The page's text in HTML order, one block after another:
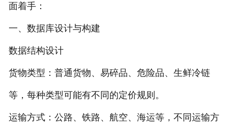
面着手：
一、数据库设计与构建
数据结构设计
货物类型：普通货物、易碎品、危险品、生鲜冷链
等，每种类型可能有不同的定价规则。
运输方式：公路、铁路、航空、海运等，不同运输方